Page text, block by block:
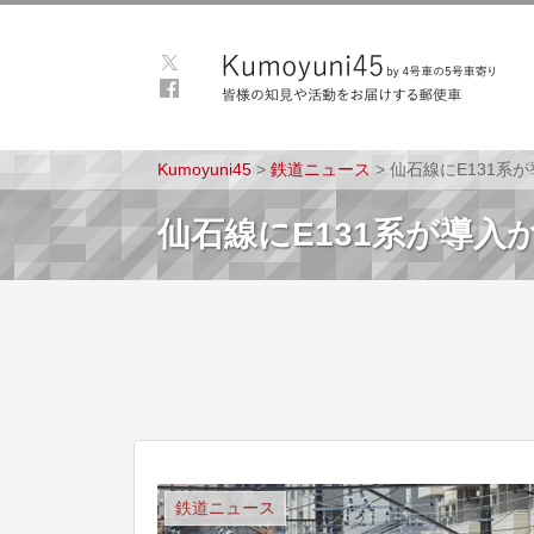
Kumoyuni45 > 鉄道ニュース > 仙石線にE131系
仙石線にE131系が導入
鉄道ニュース